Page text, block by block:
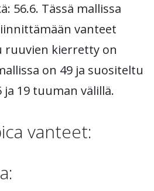
56.6. Tässä mallissa
vanteet
ruuvien kierretty on
on 49 ja suositeltu
19 tuuman välillä.
vanteet: